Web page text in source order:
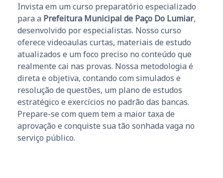
Invista em um curso preparatório especializado
para a Prefeitura Municipal de Paço Do Lumiar,
desenvolvido por especialistas. Nosso curso
oferece videoaulas curtas, materiais de estudo
atualizados e um foco preciso no conteúdo que
realmente cai nas provas. Nossa metodologia é
direta e objetiva, contando com simulados e
resolução de questões, um plano de estudos
estratégico e exercícios no padrão das bancas.
Prepare-se com quem tem a maior taxa de
aprovação e conquiste sua tão sonhada vaga no
serviço público.